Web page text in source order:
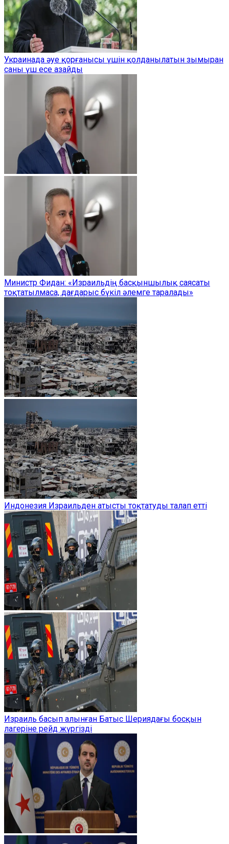
Украинада әуе қорғанысы үшін қолданылатын зымыран
саны үш есе азайды
Министр Фидан: «Израильдің басқыншылық саясаты
тоқтатылмаса, дағдарыс бүкіл әлемге таралады»
Индонезия Израильден атысты тоқтатуды талап етті
Израиль басып алынған Батыс Шериядағы босқын
лагеріне рейд жүргізді